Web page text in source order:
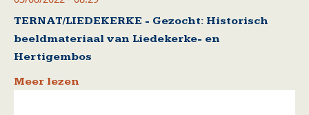
TERNAT/LIEDEKERKE - Gezocht: Historisch
beeldmateriaal van Liedekerke- en
Hertigembos
Meer lezen